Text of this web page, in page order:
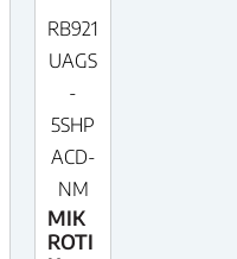
RB921
UAGS
-
5SHP
ACD-
NM
MIK
ROTI